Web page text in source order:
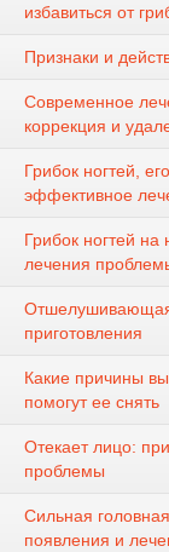
избавиться от
Признаки и
Современное
коррекция и
Грибок ногтей,
эффективное
Грибок ногтей на
лечения
приготовления
Какие причины
помогут ее снять
Отекает лицо:
проблемы
Сильная
появления и